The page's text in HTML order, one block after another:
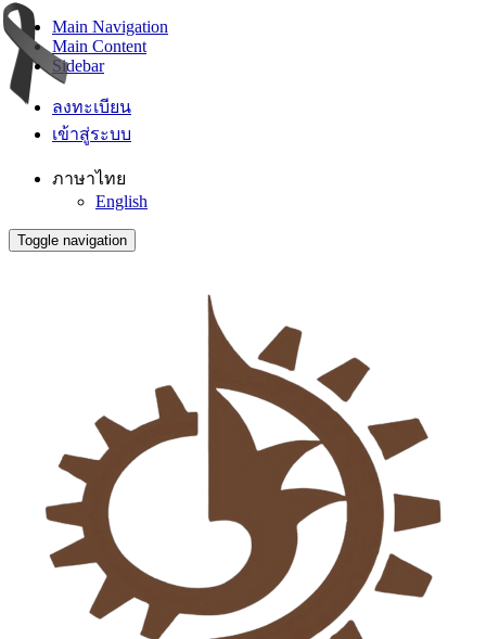
Main Navigation
Main Content
Sidebar
ลงทะเบียน
เข้าสู่ระบบ
ภาษาไทย
English
Toggle navigation